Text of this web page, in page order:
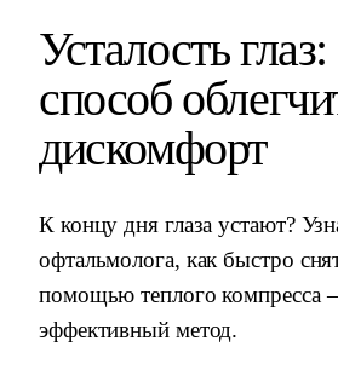
Усталость
способ
дискомфорт
К концу дня глаза устают?
офтальмолога, как быстро
помощью теплого компресса
эффективный метод.